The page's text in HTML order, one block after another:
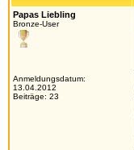
Papas Liebling
Bronze-User
Anmeldungsdatum:
13.04.2012
Beiträge: 23